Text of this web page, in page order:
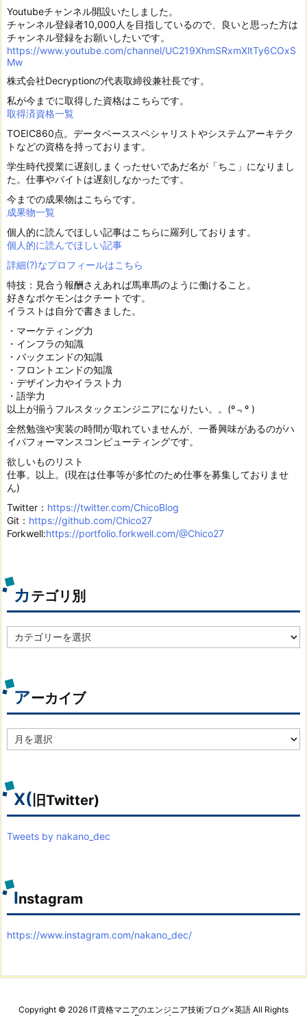
Youtubeチャンネル開設いたしました。
チャンネル登録者10,000人を目指しているので、良いと思った方は
チャンネル登録をお願いしたいです。
https://www.youtube.com/channel/UC219XhmSRxmXltTy6COxS
Mw
株式会社Decryptionの代表取締役兼社長です。
私が今までに取得した資格はこちらです。
取得済資格一覧
TOEIC860点。データベーススペシャリストやシステムアーキテク
トなどの資格を持っております。
学生時代授業に遅刻しまくったせいであだ名が「ちこ」になりまし
た。仕事やバイトは遅刻しなかったです。
今までの成果物はこちらです。
成果物一覧
個人的に読んでほしい記事はこちらに羅列しております。
個人的に読んでほしい記事
詳細(?)なプロフィールはこちら
特技：見合う報酬さえあれば馬車馬のように働けること。
好きなポケモンはクチートです。
イラストは自分で書きました。
・マーケティング力
・インフラの知識
・バックエンドの知識
・フロントエンドの知識
・デザイン力やイラスト力
・語学力
以上が揃うフルスタックエンジニアになりたい。。(º﹃º )
全然勉強や実装の時間が取れていませんが、一番興味があるのがハ
イパフォーマンスコンピューティングです。
欲しいものリスト
仕事。以上。(現在は仕事等が多忙のため仕事を募集しておりませ
ん)
Twitter： https://twitter.com/ChicoBlog
Git： https://github.com/Chico27
Forkwell:https://portfolio.forkwell.com/@Chico27
カテゴリ別
テ
別
アーカイブ
ー
ブ
X( 旧Twitter)
Tweets by nakano_dec
Instagram
https://www.instagram.com/nakano_dec/
Copyright © 2026 IT資格マニアのエンジニア技術ブログ×英語 All Rights